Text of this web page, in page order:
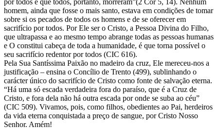
homem, ainda que fosse o mais santo, estava em condições de tomar
sobre si os pecados de todos os homens e de se oferecer em
sacrifício por todos. Por Ele ser o Cristo, a Pessoa Divina do Filho,
que ultrapassa e ao mesmo tempo abrange todas as pessoas humanas
e O constitui cabeça de toda a humanidade, é que torna possível o
seu sacrifício redentor por todos (CIC 616).
Pela Sua Santíssima Paixão no madeiro da cruz, Ele mereceu-nos a
justificação – ensina o Concílio de Trento (499), sublinhando o
carácter único do sacrifício de Cristo como fonte de salvação eterna.
“Há uma só escada verdadeira fora do paraíso, que é a Cruz de
Cristo, e fora dela não há outra escada por onde se suba ao céu”
(CIC 509). Vivamos, pois, como filhos, obedientes ao Pai, herdeiros
da vida eterna conquistada a preço de sangue, por Cristo Nosso
Senhor. Amém!